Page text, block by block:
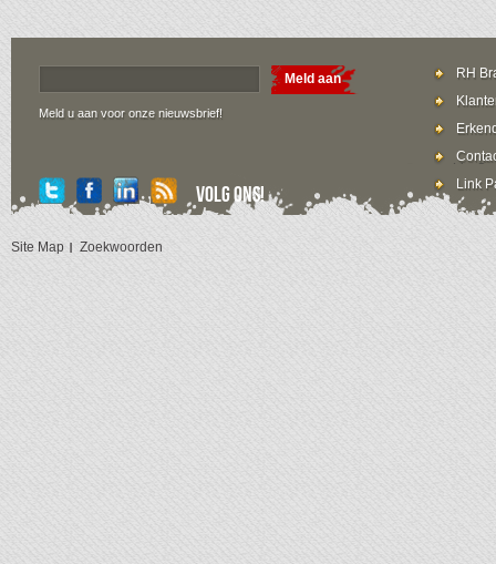
Meld aan
Meld u aan voor onze nieuwsbrief!
RH
Link
Volg ons!
Site Map Zoekwoorden